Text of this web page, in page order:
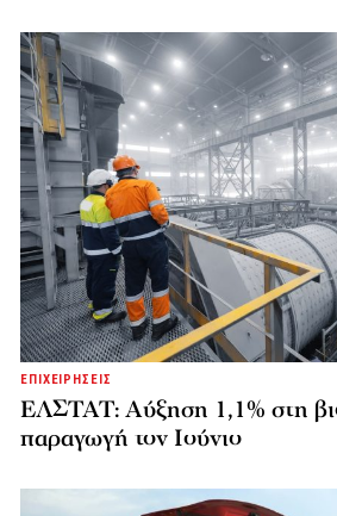
ΕΠΙΧΕΙΡΗΣΕΙΣ
ΕΛΣΤΑΤ: Αύξηση 1,1% στη
παραγωγή τον Ιούνιο